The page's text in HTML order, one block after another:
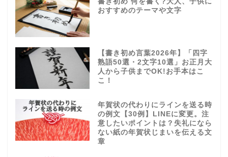
おすすめのテーマや文字
【書き初め言葉2026年】「四字
熟語50選・2文字10選」お正月大
人から子供までOK!お手本はこ
こ！
年賀状の代わりにラインを送る時
の例文【30例】LINEに変更。注
意したいポイントは？失礼になら
ない紙の年賀状じまいを伝える文
章